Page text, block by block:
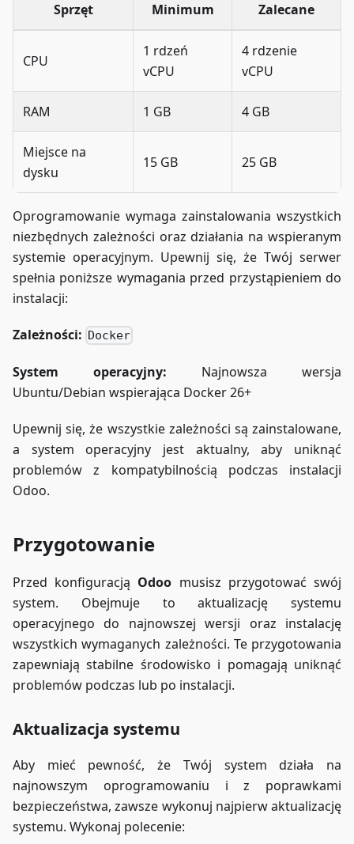
Sprzęt Minimum Zalecane
CPU
1 rdzeń
vCPU
4 rdzenie
vCPU
RAM 1 GB 4 GB
Miejsce na
dysku
15 GB 25 GB
Oprogramowanie wymaga zainstalowania wszystkich
niezbędnych zależności oraz działania na wspieranym
systemie operacyjnym. Upewnij się, że Twój serwer
spełnia poniższe wymagania przed przystąpieniem do
instalacji:
Zależności: Docker
System operacyjny: Najnowsza wersja
Ubuntu/Debian wspierająca Docker 26+
Upewnij się, że wszystkie zależności są zainstalowane,
a system operacyjny jest aktualny, aby uniknąć
problemów z kompatybilnością podczas instalacji
Odoo.
Przygotowanie
Przed konfiguracją Odoo musisz przygotować swój
system. Obejmuje to aktualizację systemu
operacyjnego do najnowszej wersji oraz instalację
wszystkich wymaganych zależności. Te przygotowania
zapewniają stabilne środowisko i pomagają uniknąć
problemów podczas lub po instalacji.
Aktualizacja systemu
Aby mieć pewność, że Twój system działa na
najnowszym oprogramowaniu i z poprawkami
bezpieczeństwa, zawsze wykonuj najpierw aktualizację
systemu. Wykonaj polecenie: